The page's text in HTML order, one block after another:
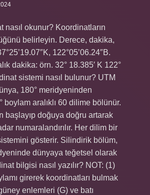
nasıl okunur? Koordinatların
belirleyin. Derece, dakika,
122°05’06.24″B.
dakika: örn. 32° 18.385′ K 122°
sistemi nasıl bulunur? UTM
180° meridyeninden
boylam aralıklı 60 dilime bölünür.
başlayıp doğuya doğru artarak
numaralandırılır. Her dilim bir
gösterir. Silindirik bölüm,
dünyaya teğetsel olarak
bilgisi nasıl yazılır? NOT: (1)
girerek koordinatları bulmak
enlemleri (G) ve batı